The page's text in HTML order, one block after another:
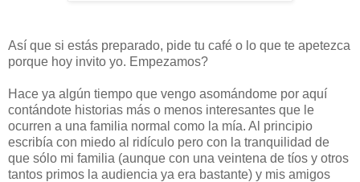
Así que si estás preparado, pide tu café o lo que te apetezca
porque hoy invito yo. Empezamos?
Hace ya algún tiempo que vengo asomándome por aquí
contándote historias más o menos interesantes que le
ocurren a una familia normal como la mía. Al principio
escribía con miedo al ridículo pero con la tranquilidad de
que sólo mi familia (aunque con una veintena de tíos y otros
tantos primos la audiencia ya era bastante) y mis amigos